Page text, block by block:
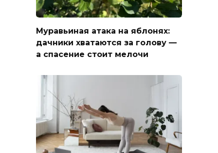
Муравьиная атака на яблонях:
дачники хватаются за голову —
а спасение стоит мелочи